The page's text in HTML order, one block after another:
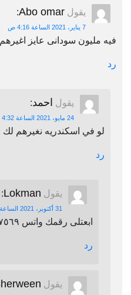
يقول Abo omar
:
7 يناير، 2021 الساعة 4:16 ص
فيه مليون سودانى عايز اغيرهم مصرى.
رد
يقول احمد:
24 مايو، 2021 الساعة 4:32 م
لو في اسكندريه نغيرهم لك
رد
يقول Lokman
:
31 أكتوبر، 2021 الساعة 10:59 م
ابعتلى رقمك واتس ٠١٠٦٨٥٠٧٥٦٩
رد
يقول